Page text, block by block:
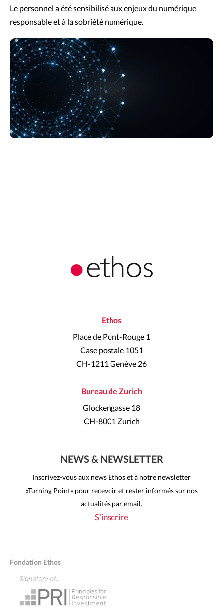
Le personnel a été sensibilisé aux enjeux du numérique
responsable et à la sobriété numérique.
Ethos
Place de Pont-Rouge 1
Case postale 1051
CH-1211 Genève 26
Bureau de Zurich
Glockengasse 18
CH-8001 Zurich
NEWS & NEWSLETTER
Inscrivez-vous aux news Ethos et à notre newsletter
«Turning Point» pour recevoir et rester informés sur nos
actualités par email.
S'inscrire
Fondation Ethos